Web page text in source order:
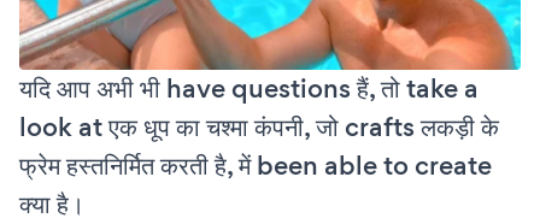
यदि आप अभी भी have questions हैं, तो take a
look at एक धूप का चश्मा कंपनी, जो crafts लकड़ी के
फ्रेम हस्तनिर्मित करती है, में been able to create
क्या है।